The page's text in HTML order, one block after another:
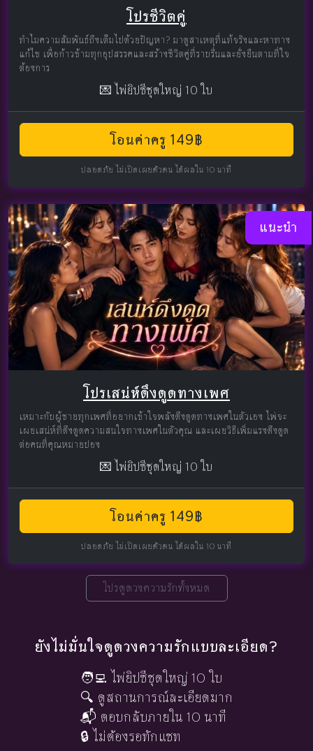
โปรชีวิตคู่
ทำไมความสัมพันธ์ถึงเต็มไปด้วยปัญหา? มาดูสาเหตุที่แท้จริงและหาทาง
แก้ไข เพื่อก้าวข้ามทุกอุปสรรคและสร้างชีวิตคู่ที่ราบรื่นและยั่งยืนตามที่ใจ
ต้องการ
💌 ไพ่ยิปซีชุดใหญ่ 10 ใบ
โอนค่าครู 149฿
ปลอดภัย ไม่เปิดเผยตัวตน ได้ผลใน 10 นาที
แนะนำ
โปรเสน่ห์ดึงดูดทางเพศ
เหมาะกับผู้ชายทุกเพศที่อยากเข้าใจพลังดึงดูดทางเพศในตัวเอง ไพ่จะ
เผยเสน่ห์ที่ดึงดูดความสนใจทางเพศในตัวคุณ และเผยวิธีเพิ่มแรงดึงดูด
ต่อคนที่คุณหมายปอง
💌 ไพ่ยิปซีชุดใหญ่ 10 ใบ
โอนค่าครู 149฿
ปลอดภัย ไม่เปิดเผยตัวตน ได้ผลใน 10 นาที
โปรดูดวงความรักทั้งหมด
ยังไม่มั่นใจดูดวงความรักแบบละเอียด?
🧑‍💻 ไพ่ยิปซีชุดใหญ่ 10 ใบ
🔍 ดูสถานการณ์ละเอียดมาก
📬 ตอบกลับภายใน 10 นาที
🔒 ไม่ต้องรอทักแชท